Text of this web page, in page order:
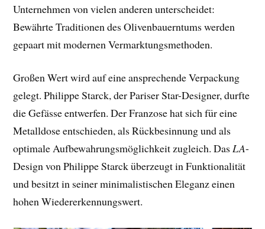
Unternehmen von vielen anderen unterscheidet:
Bewährte Traditionen des Olivenbauerntums werden
gepaart mit modernen Vermarktungsmethoden.
Großen Wert wird auf eine ansprechende Verpackung
gelegt. Philippe Starck, der Pariser Star-Designer, durfte
die Gefässe entwerfen. Der Franzose hat sich für eine
Metalldose entschieden, als Rückbesinnung und als
optimale Aufbewahrungsmöglichkeit zugleich. DasLA-
Design von Philippe Starck überzeugt in Funktionalität
und besitzt in seiner minimalistischen Eleganz einen
hohen Wiedererkennungswert.